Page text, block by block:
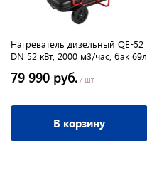
Нагреватель дизельный QE-52
DN 52 кВт, 2000 м3/час, бак 69л
79 990 руб. / шт
В корзину